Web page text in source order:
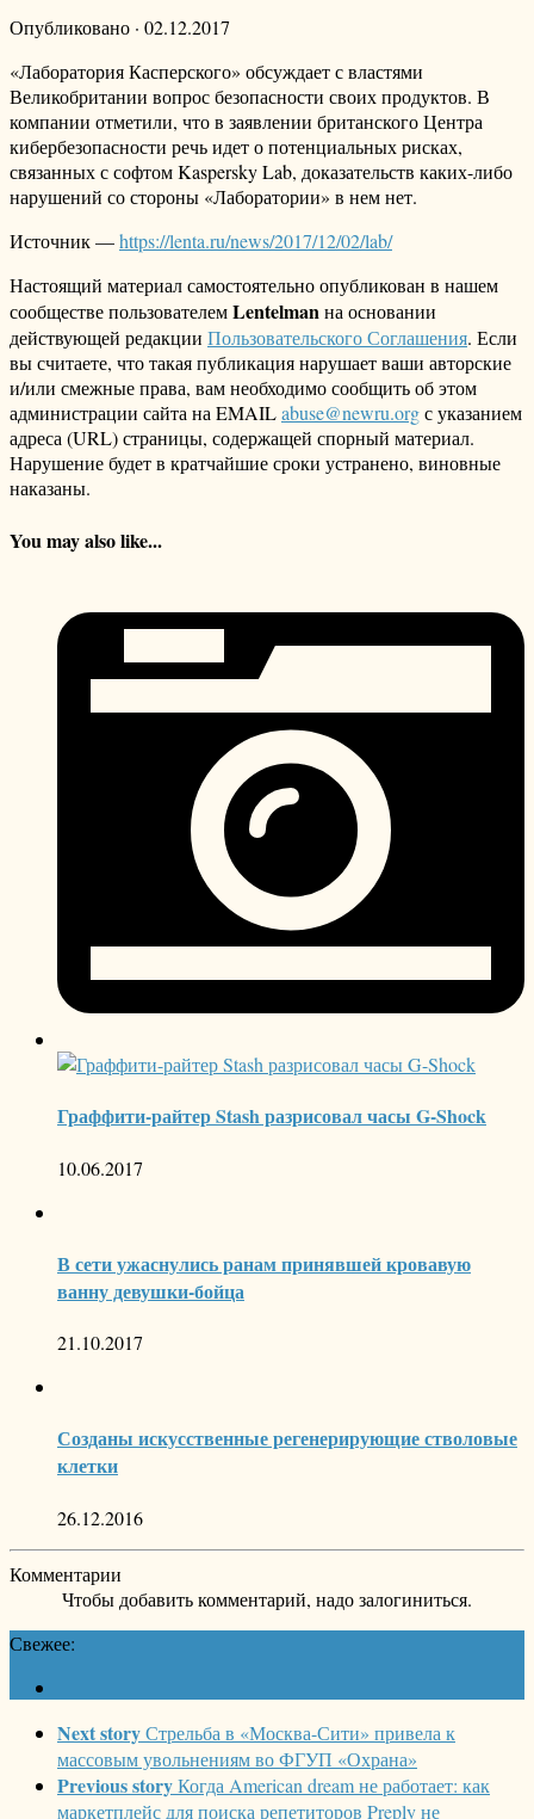
Опубликовано · 02.12.2017
«Лаборатория Касперского» обсуждает с властями
Великобритании вопрос безопасности своих продуктов. В
компании отметили, что в заявлении британского Центра
кибербезопасности речь идет о потенциальных рисках,
связанных с софтом Kaspersky Lab, доказательств каких-либо
нарушений со стороны «Лаборатории» в нем нет.
Источник —https://lenta.ru/news/2017/12/02/lab/
Настоящий материал самостоятельно опубликован в нашем
сообществе пользователемLentelmanна основании
действующей редакции Пользовательского Соглашения. Если
вы считаете, что такая публикация нарушает ваши авторские
и/или смежные права, вам необходимо сообщить об этом
администрации сайта на EMAILabuse@newru.orgс указанием
адреса (URL) страницы, содержащей спорный материал.
Нарушение будет в кратчайшие сроки устранено, виновные
наказаны.
You may also like...
Граффити-райтер Stash разрисовал часы G-Shock
10.06.2017
В сети ужаснулись ранам принявшей кровавую
ванну девушки-бойца
21.10.2017
Созданы искусственные регенерирующие стволовые
клетки
26.12.2016
Комментарии
Чтобы добавить комментарий, надо залогиниться.
Свежее:
Next storyСтрельба в «Москва-Сити» привела к
массовым увольнениям во ФГУП «Охрана»
Previous storyКогда American dream не работает: как
маркетплейс для поиска репетиторов Preply не